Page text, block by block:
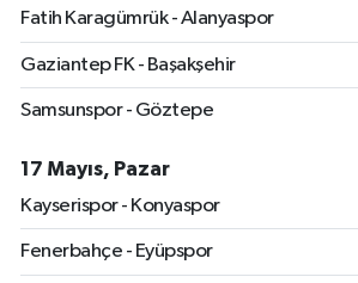
Fatih Karagümrük - Alanyaspor
Gaziantep FK - Başakşehir
Samsunspor - Göztepe
17 Mayıs, Pazar
Kayserispor - Konyaspor
Fenerbahçe - Eyüpspor